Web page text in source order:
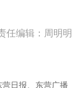
任编辑：周明明
日报、东营广播